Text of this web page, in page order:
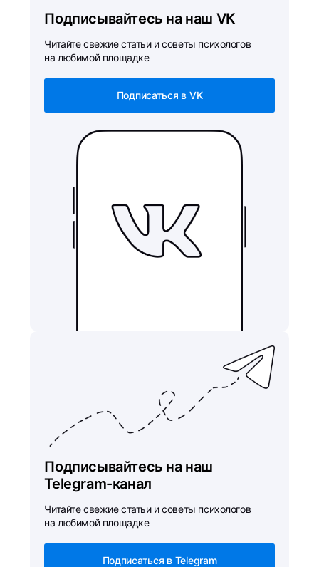
Подписывайтесь на наш VK
Читайте свежие статьи и советы психологов
на любимой площадке
Подписаться в VK
Подписывайтесь на наш
Telegram-канал
Читайте свежие статьи и советы психологов
на любимой площадке
Подписаться в Telegram